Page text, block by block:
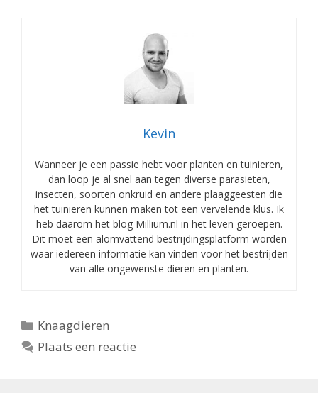
Kevin
Wanneer je een passie hebt voor planten en tuinieren,
dan loop je al snel aan tegen diverse parasieten,
insecten, soorten onkruid en andere plaaggeesten die
het tuinieren kunnen maken tot een vervelende klus. Ik
heb daarom het blog Millium.nl in het leven geroepen.
Dit moet een alomvattend bestrijdingsplatform worden
waar iedereen informatie kan vinden voor het bestrijden
van alle ongewenste dieren en planten.
Categorieën
Knaagdieren
Plaats een reactie